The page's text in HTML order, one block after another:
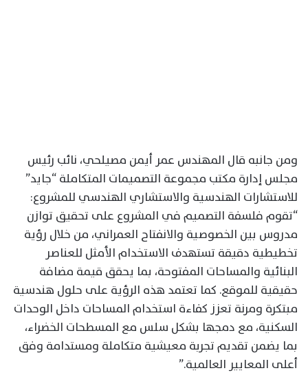
ومن جانبه قال المهندس عمر أيمن مصيلحي، نائب رئيس
مجلس إدارة مكتب مجموعة التصميمات المتكاملة “جايد”
للاستشارات الهندسية والاستشاري الهندسي للمشروع:
“تقوم فلسفة التصميم في المشروع على تحقيق توازن
مدروس بين الخصوصية والانفتاح العمراني، من خلال رؤية
تخطيطية دقيقة تستهدف الاستخدام الأمثل للعناصر
البنائية والمساحات المفتوحة، بما يحقق قيمة مضافة
حقيقية للموقع. كما تعتمد هذه الرؤية على حلول هندسية
مبتكرة ومرنة تعزز كفاءة استخدام المساحات داخل الوحدات
السكنية، مع دمجها بشكل سلس مع المسطحات الخضراء،
بما يضمن تقديم تجربة معيشية متكاملة ومستدامة وفق
أعلى المعايير العالمية.”